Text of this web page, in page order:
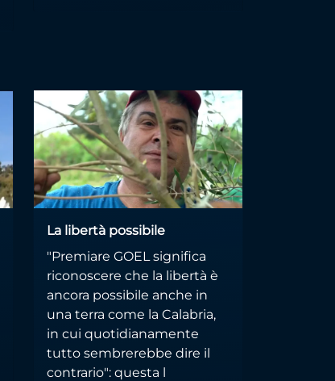
La libertà possibile
"Premiare GOEL significa
riconoscere che la libertà è
ancora possibile anche in
una terra come la Calabria,
in cui quotidianamente
tutto sembrerebbe dire il
contrario": questa l